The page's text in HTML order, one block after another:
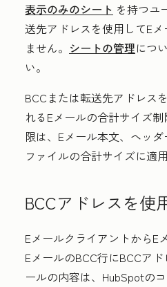
表示のみのシート を持つユ
送先アドレスを使用してE
ません。 シートの管理につ
い。
BCCまたは転送先アドレス
れるEメールの合計サイズ
限は、Eメール本文、ヘッ
ファイルの合計サイズに適
BCCアドレスを使
EメールクライアントからE
EメールのBCC行にBCCア
ールの内容は、HubSpotの